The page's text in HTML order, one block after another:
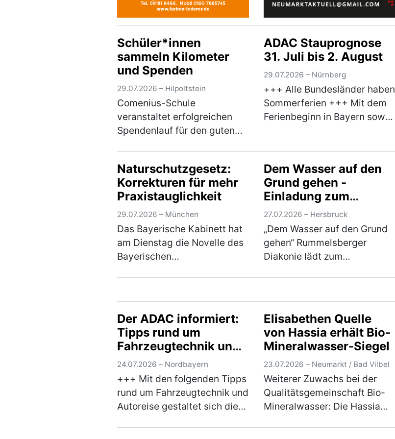
Schüler*innen
sammeln Kilometer
und Spenden
29.07.2026 – Hilpoltstein
Comenius-Schule
veranstaltet erfolgreichen
Spendenlauf für den guten
Motto „Gemeinsam laufen für
den guten Zweck“ hat die
Comenius-Schule der
Rummel… (mehr)
ADAC Stauprognose
31. Juli bis 2. August
29.07.2026 – Nürnberg
+++ Alle Bundesländer haben
Sommerferien +++ Mit dem
Ferienbeginn in Bayern sowie
Sommerferien. Damit erreicht
der Reiseverkehr sein…
(mehr)
Naturschutzgesetz:
Korrekturen für mehr
Praxistauglichkeit
29.07.2026 – München
Das Bayerische Kabinett hat
am Dienstag die Novelle des
Bayerischen
Bayerischen Landtag nach
der Sommerpause
freigemacht. "Der B…
Dem Wasser auf den
Grund gehen -
Einladung zum
Aktionsnachmittag
27.07.2026 – Hersbruck
„Dem Wasser auf den Grund
gehen“ Rummelsberger
Diakonie lädt zum
ein Dem Element Wasser
gehen die Teilnehmer*innen
am Mitt…(mehr)
Der ADAC informiert:
Tipps rund um
Fahrzeugtechnik und
Autoreise
24.07.2026 – Nordbayern
+++ Mit den folgenden Tipps
rund um Fahrzeugtechnik und
Autoreise gestaltet sich die
Elisabethen Quelle
von Hassia erhält Bio-
Mineralwasser-Siegel
23.07.2026 – Neumarkt / Bad Vilbel
Weiterer Zuwachs bei der
Qualitätsgemeinschaft Bio-
Mineralwasser: Die Hassia